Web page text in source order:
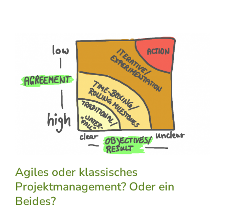
Agiles oder klassisches
Projektmanagement? Oder ein
Beides?